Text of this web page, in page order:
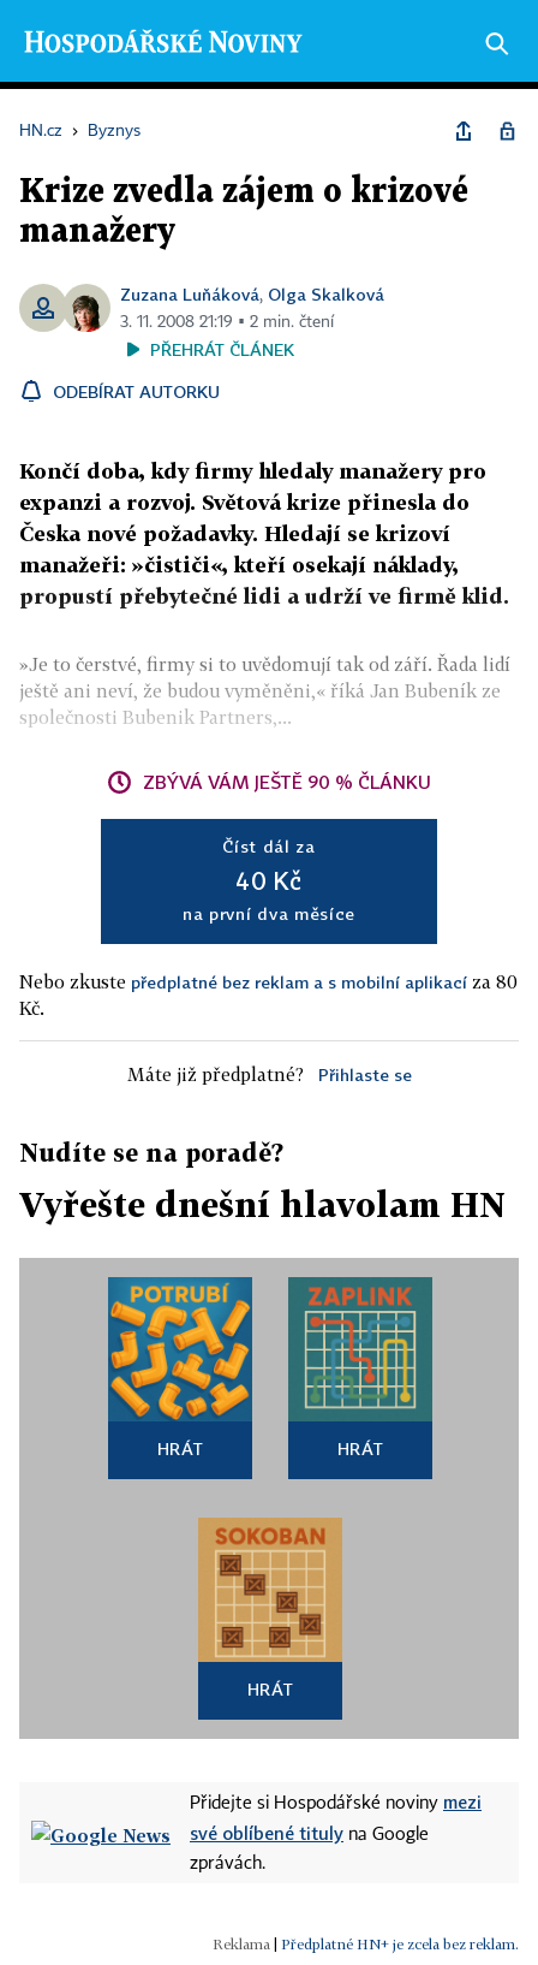
HN.cz › Byznys
Krize zvedla zájem o krizové
manažery
Zuzana Luňáková, Olga Skalková
3. 11. 2008 21:19 ▪ 2 min. čtení
PŘEHRÁT ČLÁNEK
ODEBÍRAT AUTORKU
Končí doba, kdy firmy hledaly manažery pro
expanzi a rozvoj. Světová krize přinesla do
Česka nové požadavky. Hledají se krizoví
manažeři: »čističi«, kteří osekají náklady,
propustí přebytečné lidi a udrží ve firmě klid.
»Je to čerstvé, firmy si to uvědomují tak od září. Řada lidí
ještě ani neví, že budou vyměněni,« říká Jan Bubeník ze
společnosti Bubenik Partners,...
ZBÝVÁ VÁM JEŠTĚ 90 % ČLÁNKU
Číst dál za
40 Kč
na první dva měsíce
Nebo zkuste předplatné bez reklam a s mobilní aplikací za 80
Kč.
Máte již předplatné? Přihlaste se
Nudíte se na poradě?
Vyřešte dnešní hlavolam HN
HRÁT HRÁT
HRÁT
Přidejte si Hospodářské noviny mezi
své oblíbené tituly na Google
zprávách.
Předplatné HN+ je zcela bez reklam.